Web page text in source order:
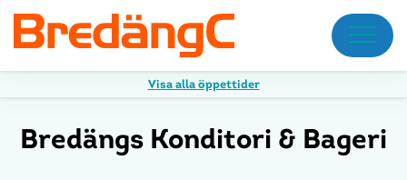
Meny
Visa alla öppettider
Bredängs Konditori & Bageri